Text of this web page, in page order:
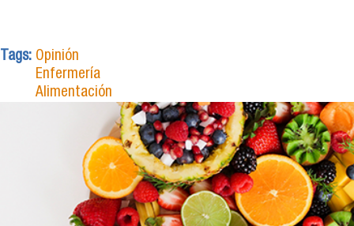
Tags: Opinión
Enfermería
Alimentación